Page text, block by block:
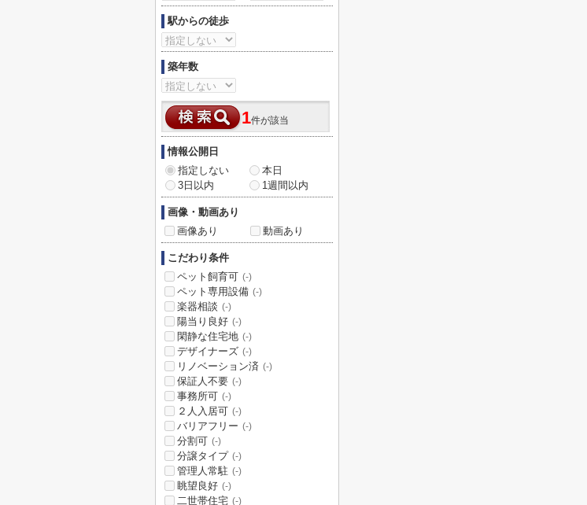
駅からの徒歩
築年数
1件が該当
情報公開日
指定しない
本日
3日以内
1週間以内
画像・動画あり
画像あり
動画あり
こだわり条件
ペット飼育可 (-)
ペット専用設備 (-)
楽器相談 (-)
陽当り良好 (-)
閑静な住宅地 (-)
デザイナーズ (-)
リノベーション済 (-)
保証人不要 (-)
事務所可 (-)
２人入居可 (-)
バリアフリー (-)
分割可 (-)
分譲タイプ (-)
管理人常駐 (-)
眺望良好 (-)
二世帯住宅 (-)